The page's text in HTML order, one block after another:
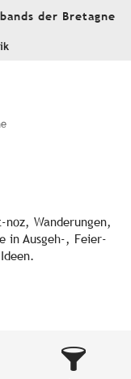
der Bretagne
noz, Wanderungen,
in Ausgeh-, Feier-